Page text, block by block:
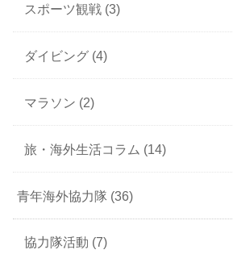
スポーツ観戦 (3)
ダイビング (4)
マラソン (2)
旅・海外生活コラム (14)
青年海外協力隊 (36)
協力隊活動 (7)